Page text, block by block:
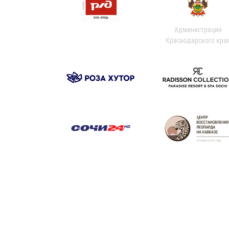
Администрация
Краснодарского